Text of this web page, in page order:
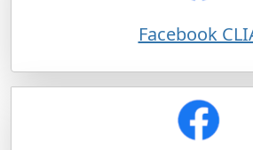
Facebook